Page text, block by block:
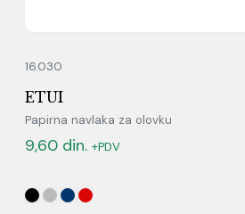
16.030
ETUI
Papirna navlaka za olovku
9,60 din. +PDV